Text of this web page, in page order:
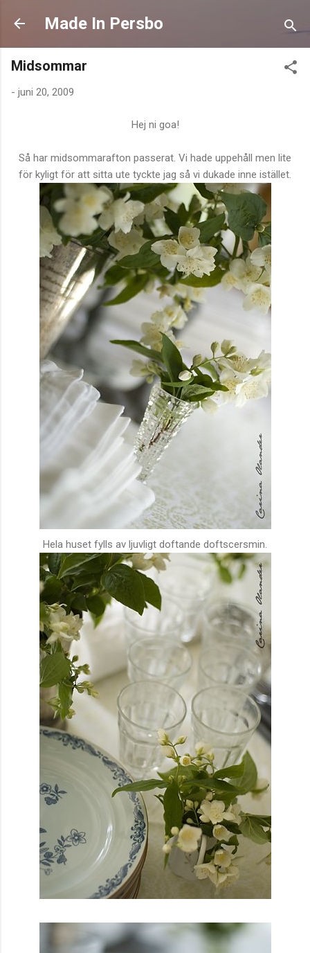
Fortsätt till huvudinnehåll
Made In Persbo
Midsommar
- juni 20, 2009
Hej ni goa!
Så har midsommarafton passerat. Vi hade uppehåll men lite
för kyligt för att sitta ute tyckte jag så vi dukade inne istället.
Hela huset fylls av ljuvligt doftande doftscersmin.